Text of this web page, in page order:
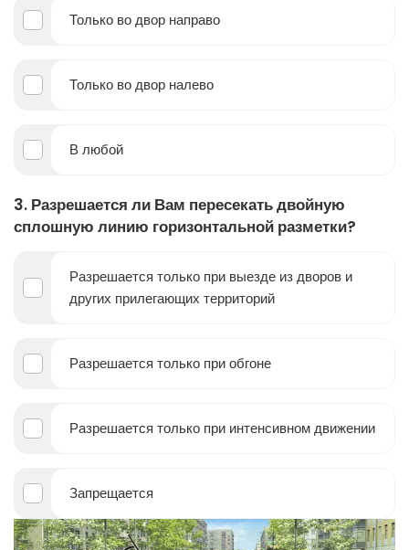
Только во двор направо
Только во двор налево
В любой
3. Разрешается ли Вам пересекать двойную
сплошную линию горизонтальной разметки?
Разрешается только при выезде из дворов и
других прилегающих территорий
Разрешается только при обгоне
Разрешается только при интенсивном движении
Запрещается